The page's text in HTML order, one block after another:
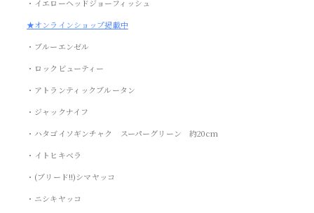
・イエローヘッドジョーフィッシュ
★オンラインショップ掲載中
・ブルーエンゼル
・ロックビューティー
・アトランティックブルータン
・ジャックナイフ
・ハタゴイソギンチャク スーパーグリーン 約20cm
・イトヒキベラ
・(ブリード!!)シマヤッコ
・ニシキヤッコ